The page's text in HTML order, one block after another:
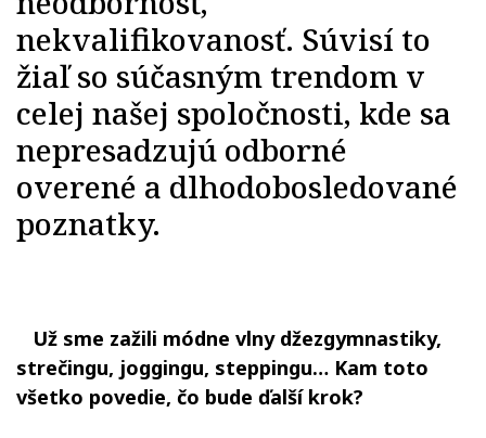
nekvalifikovanosť. Súvisí to
žiaľ so súčasným trendom v
celej našej spoločnosti, kde sa
nepresadzujú odborné
overené a dlhodobosledované
poznatky.
Už sme zažili módne vlny džezgymnastiky,
strečingu, joggingu, steppingu… Kam toto
všetko povedie, čo bude ďalší krok?